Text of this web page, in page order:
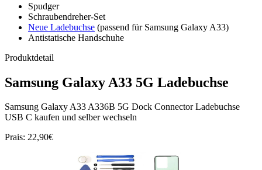
Spudger
Schraubendreher-Set
Neue Ladebuchse (passend für Samsung Galaxy A33)
Antistatische Handschuhe
Produktdetail
Samsung Galaxy A33 5G Ladebuchse
Samsung Galaxy A33 A336B 5G Dock Connector Ladebuchse
USB C kaufen und selber wechseln
Prais: 22,90€